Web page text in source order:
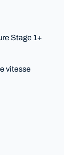
Stage 1+
vitesse